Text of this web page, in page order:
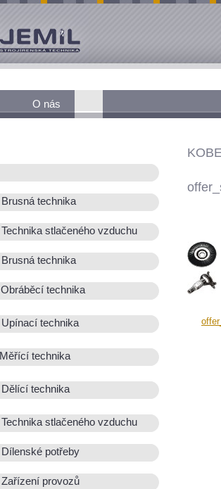
O nás
Brusná technika
Technika stlačeného vzduchu
Brusná technika
Obráběcí technika
Upínací technika
Měřící technika
Dělící technika
Technika stlačeného vzduchu
Dílenské potřeby
Zařízení provozů